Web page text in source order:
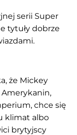
serii Super
tytuły dobrze
że Mickey
chce się
klimat albo
brytyjscy